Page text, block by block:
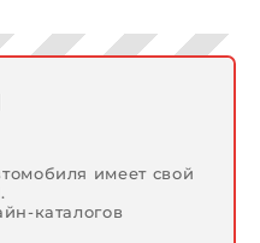
имеет свой
каталогов